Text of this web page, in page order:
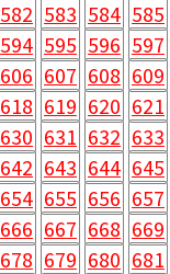
582 583 584 585
594 595 596 597
606 607 608 609
618 619 620 621
630 631 632 633
642 643 644 645
654 655 656 657
666 667 668 669
678 679 680 681